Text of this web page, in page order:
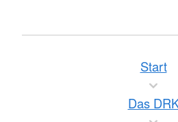
Start
Das